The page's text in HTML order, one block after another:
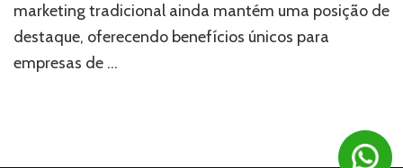
marketing tradicional ainda mantém uma posição de
destaque, oferecendo benefícios únicos para
empresas de …